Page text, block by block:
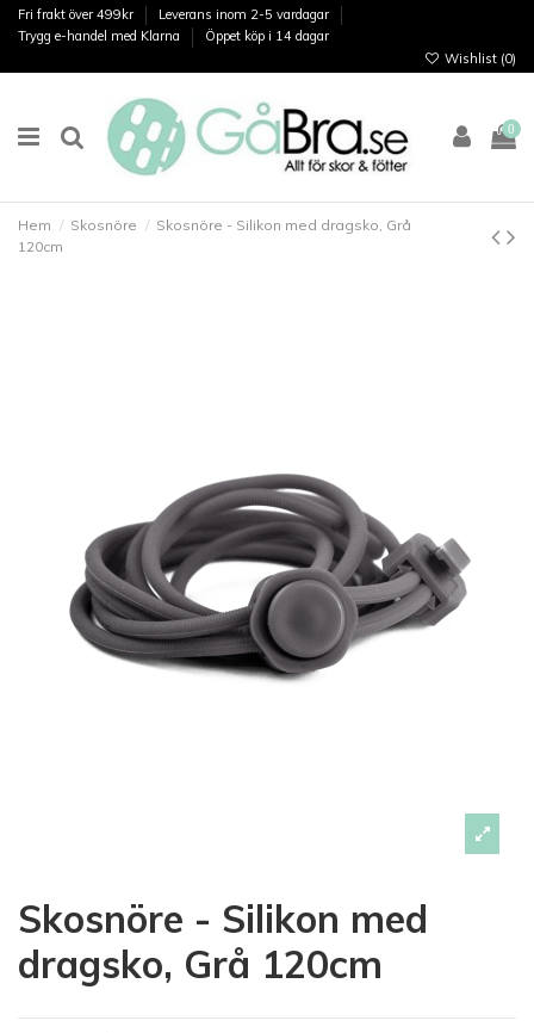
Fri frakt över 499kr
Leverans inom 2-5 vardagar
Trygg e-handel med Klarna
Öppet köp i 14 dagar
Wishlist (0)
0
Hem Skosnöre
Skosnöre - Silikon med dragsko, Grå
120cm
Skosnöre - Silikon med
dragsko, Grå 120cm